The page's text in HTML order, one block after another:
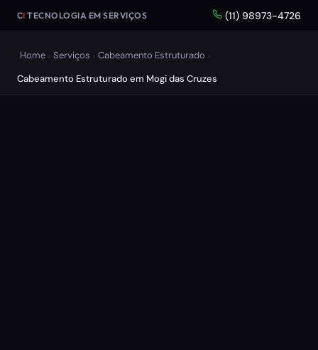
CI TECNOLOGIA EM SERVIÇOS (11) 98973-4726
Home › Serviços › Cabeamento Estruturado ›
Cabeamento Estruturado em Mogi das Cruzes